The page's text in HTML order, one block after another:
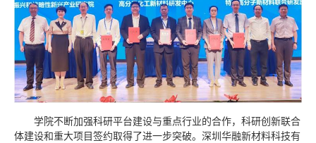
学院不断加强科研平台建设与重点行业的合作，科研创新联合
体建设和重大项目签约取得了进一步突破。深圳华融新材料科技有